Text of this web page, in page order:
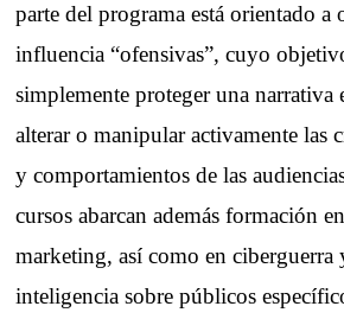
parte del programa está orientado a
influencia “ofensivas”, cuyo
simplemente proteger una narrativa
alterar o manipular activamente las
y comportamientos de las
cursos abarcan además formación
marketing, así como en ciberguerra
inteligencia sobre públicos